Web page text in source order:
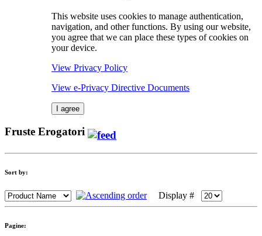
This website uses cookies to manage authentication,
navigation, and other functions. By using our website,
you agree that we can place these types of cookies on
your device.
View Privacy Policy
View e-Privacy Directive Documents
I agree
Fruste Erogatori
Sort by:
Display #
Pagine: